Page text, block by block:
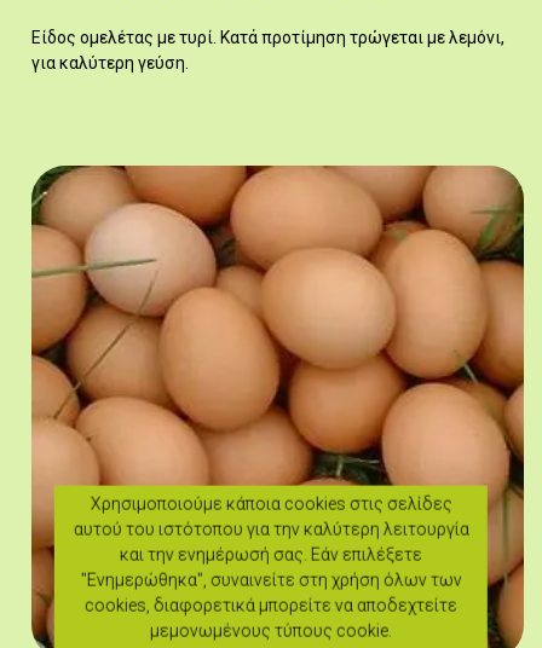
Είδος ομελέτας με τυρί. Κατά προτίμηση τρώγεται με λεμόνι,
για καλύτερη γεύση.
Χρησιμοποιούμε κάποια cookies στις σελίδες
αυτού του ιστότοπου για την καλύτερη λειτουργία
και την ενημέρωσή σας. Εάν επιλέξετε
"Ενημερώθηκα", συναινείτε στη χρήση όλων των
cookies, διαφορετικά μπορείτε να αποδεχτείτε
μεμονωμένους τύπους cookie.